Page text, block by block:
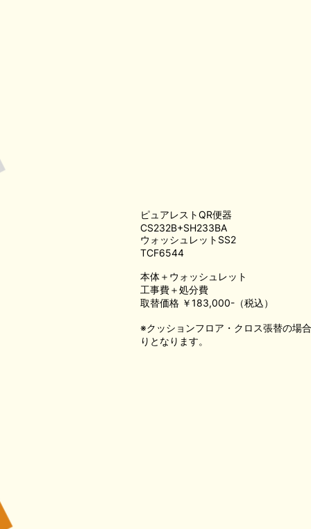
※クッションフロア・クロス張替の場
りとなります。
ピュアレストQR便器
CS232B+SH233BA
ウォッシュレットSS2
TCF6544
本体＋ウォッシュレット
工事費＋処分費
取替価格 ￥183,000-（税込）